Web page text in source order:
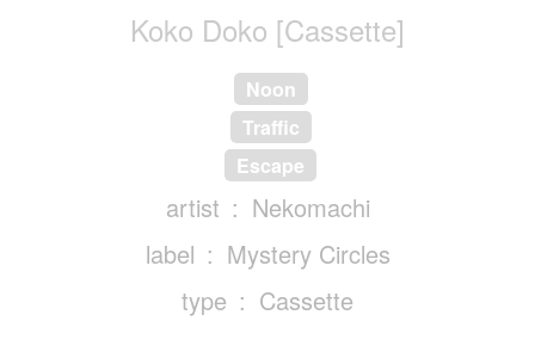
Koko Doko [Cassette]
Noon
Traffic
Escape
artist
Nekomachi
label
Mystery Circles
type
Cassette